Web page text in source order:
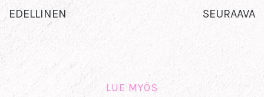
EDELLINEN SEURAAVA
LUE MYÖS